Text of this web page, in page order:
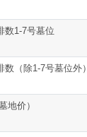
数1-7号墓位
（除1-7号墓位外）
地价）